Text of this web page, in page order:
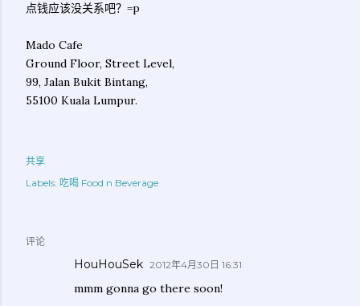
点钱应该没关系吧？=p
Mado Cafe
Ground Floor, Street Level,
99, Jalan Bukit Bintang,
55100 Kuala Lumpur.
共享
Labels: 吃喝 Food n Beverage
评论
HouHouSek 2012年4月30日 16:31
mmm gonna go there soon!